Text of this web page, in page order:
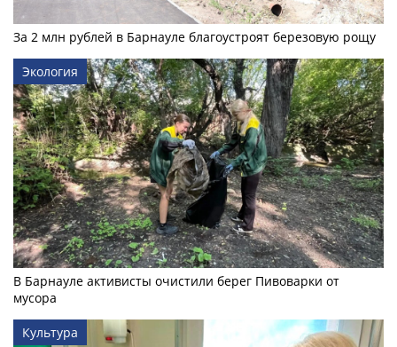
За 2 млн рублей в Барнауле благоустроят березовую рощу
Экология
В Барнауле активисты очистили берег Пивоварки от
мусора
Культура